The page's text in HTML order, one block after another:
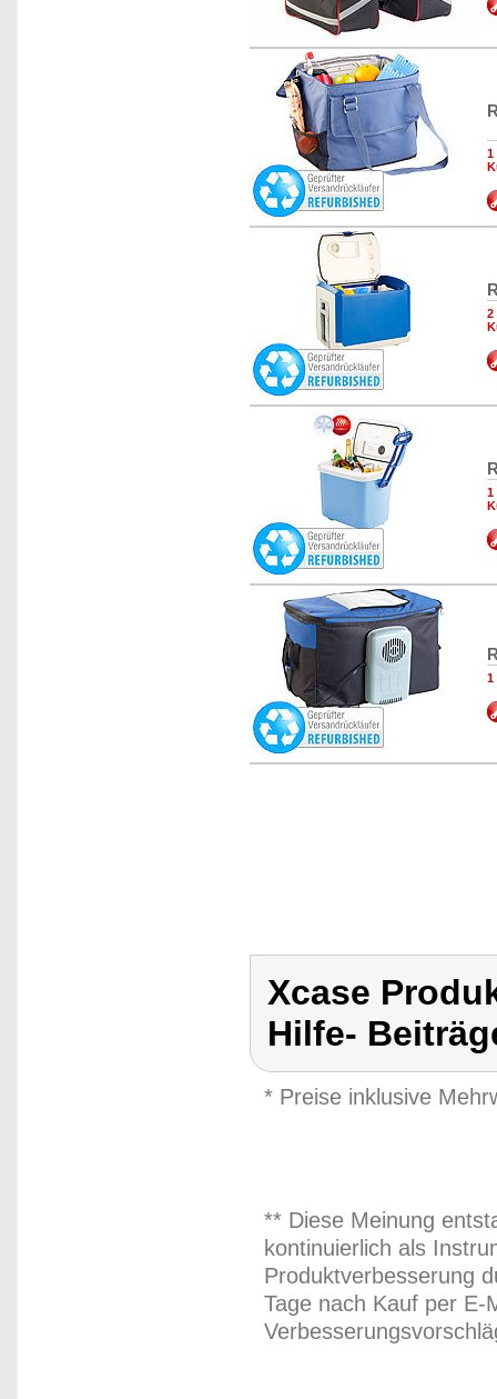
1
2
1
1
Xcase
Hilfe-
* Preise inklusive
** Diese Meinung
kontinuierlich als
Produktverbesserung
Tage nach Kauf per E-